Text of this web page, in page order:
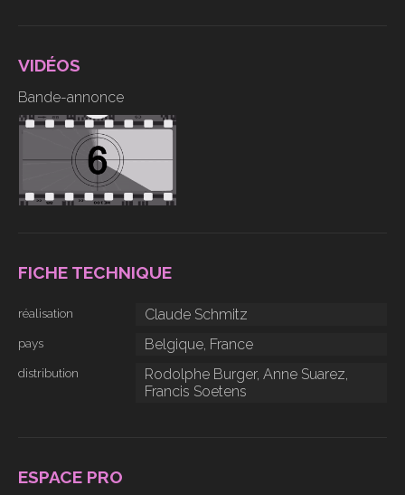
VIDÉOS
Bande-annonce
FICHE TECHNIQUE
réalisation Claude Schmitz
pays Belgique, France
distribution
Rodolphe Burger, Anne Suarez,
Francis Soetens
ESPACE PRO